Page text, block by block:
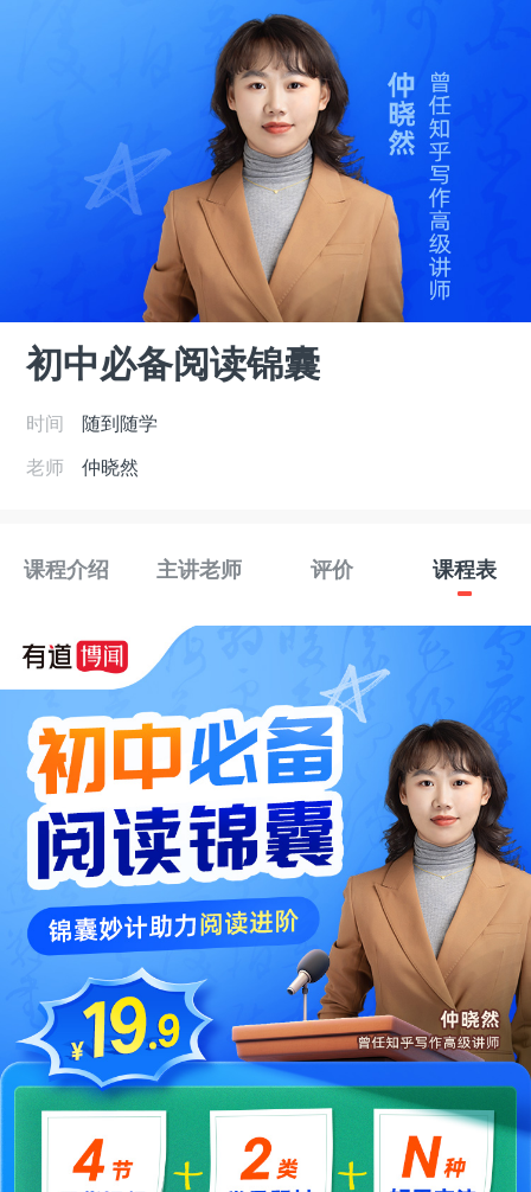
初中必备阅读锦囊
时间
随到随学
老师
仲晓然
课程介绍 主讲老师 评价 课程表